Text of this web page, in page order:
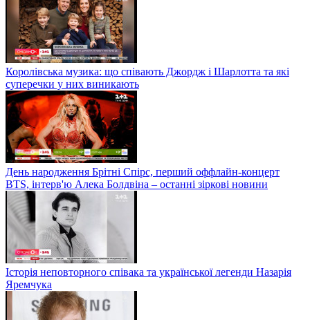
Королівська музика: що співають Джордж і Шарлотта та які
суперечки у них виникають
День народження Брітні Спірс, перший оффлайн-концерт
BTS, інтерв'ю Алека Болдвіна – останні зіркові новини
Історія неповторного співака та української легенди Назарія
Яремчука